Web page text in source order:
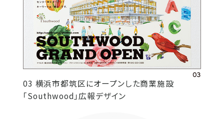
03 横浜市都筑区にオープンした商業施設
「Southwood」広報デザイン